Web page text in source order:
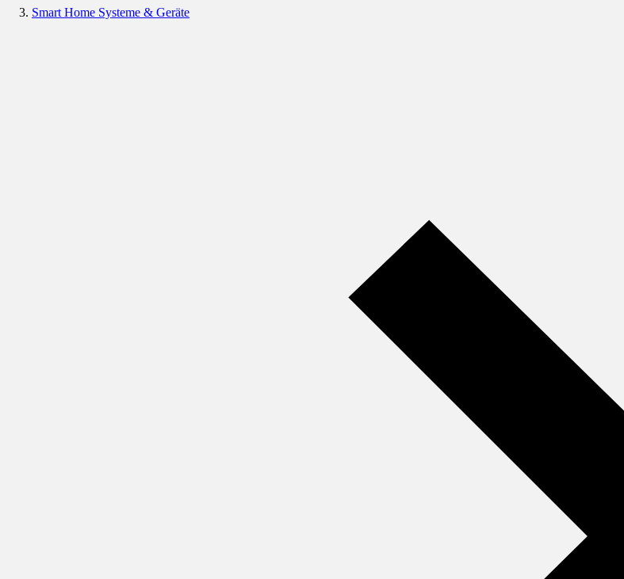
Smart Home Systeme & Geräte